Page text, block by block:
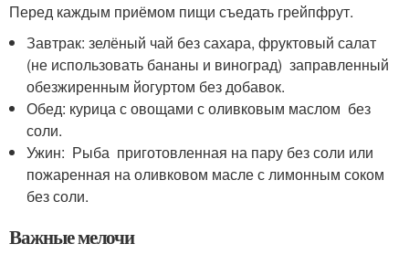
Перед каждым приёмом пищи съедать грейпфрут.
Завтрак: зелёный чай без сахара, фруктовый салат
(не использовать бананы и виноград) заправленный
обезжиренным йогуртом без добавок.
Обед: курица с овощами с оливковым маслом без
соли.
Ужин: Рыба приготовленная на пару без соли или
пожаренная на оливковом масле с лимонным соком
без соли.
Важные мелочи